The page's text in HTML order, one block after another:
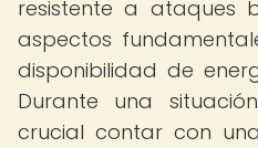
resistente a ataques
aspectos
disponibilidad de
Durante una
crucial contar con